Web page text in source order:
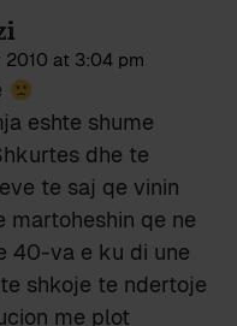
at 3:04 pm
eshte shume
dhe te
te saj qe vinin
martoheshin qe ne
40-va e ku di une
shkoje te ndertoje
me plot